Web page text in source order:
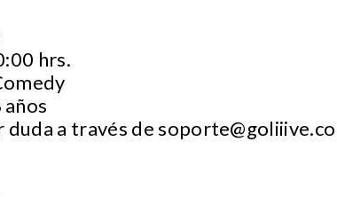
hrs.
años
duda a través de